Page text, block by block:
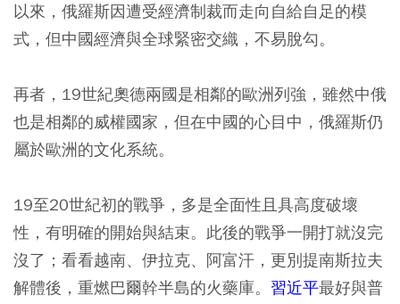
以來，俄羅斯因遭受經濟制裁而走向自給自足的模
式，但中國經濟與全球緊密交織，不易脫勾。
再者，19世紀奧德兩國是相鄰的歐洲列強，雖然中俄
也是相鄰的威權國家，但在中國的心目中，俄羅斯仍
屬於歐洲的文化系統。
19至20世紀初的戰爭，多是全面性且具高度破壞
性，有明確的開始與結束。此後的戰爭一開打就沒完
沒了；看看越南、伊拉克、阿富汗，更別提南斯拉夫
解體後，重燃巴爾幹半島的火藥庫。 習近平最好與普